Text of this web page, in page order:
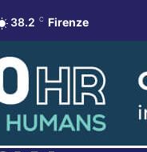
38.2 C Firenze